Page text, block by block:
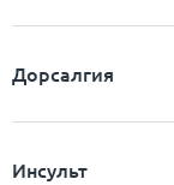
Дорсалгия
Инсульт